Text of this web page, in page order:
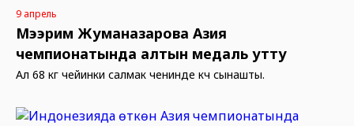
9 апрель
Мээрим Жуманазарова Азия
чемпионатында алтын медаль утту
Ал 68 кг чейинки салмак ченинде күч сынашты.